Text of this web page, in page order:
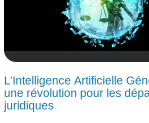
L’Intelligence Artificielle
une révolution pour les
juridiques